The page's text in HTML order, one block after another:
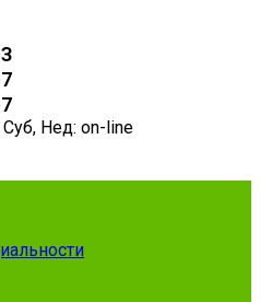
Нед: on-line